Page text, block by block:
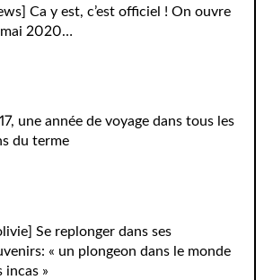
Ca y est, c’est officiel ! On ouvre
2020…
une année de voyage dans tous les
du terme
Se replonger dans ses
« un plongeon dans le monde
incas »